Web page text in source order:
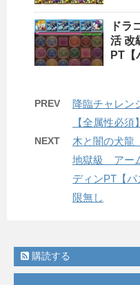
ドラ
活 改
PT
PREV
降臨チャレン
【全属性必須
NEXT
木と闇の犬龍
地獄級 アー
ディンPT【
限無し
購読する